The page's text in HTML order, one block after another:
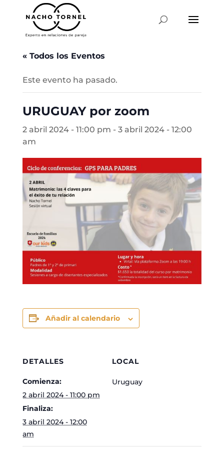
« Todos los Eventos
Este evento ha pasado.
URUGUAY por zoom
2 abril 2024 - 11:00 pm - 3 abril 2024 - 12:00
am
Añadir al calendario
DETALLES
Comienza:
2 abril 2024 - 11:00 pm
Finaliza:
3 abril 2024 - 12:00
am
LOCAL
Uruguay